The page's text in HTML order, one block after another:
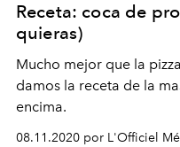
Receta: coca de
quieras)
Mucho mejor que la
damos la receta de la
encima.
08.11.2020 por L'Officiel